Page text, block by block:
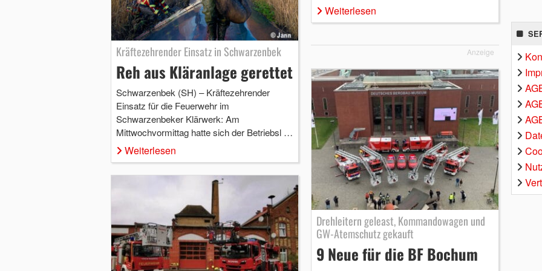
Weiterlesen
Kräftezehrender Einsatz in Schwarzenbek
Reh aus Kläranlage gerettet
Schwarzenbek (SH) – Kräftezehrender
Einsatz für die Feuerwehr im
Schwarzenbeker Klärwerk: Am
Mittwochvormittag hatte sich der Betriebsl …
Weiterlesen
Anzeige
Drehleitern geleast, Kommandowagen und
GW-Atemschutz gekauft
9 Neue für die BF Bochum